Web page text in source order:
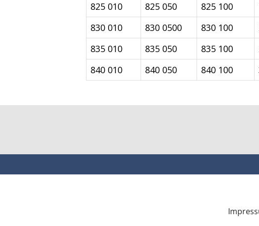
825 010
825 050 825 100
830 010
830 0500 830 100
835 010
835 050 835 100
840 010
840 050 840 100